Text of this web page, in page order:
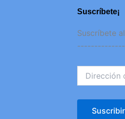
Suscríbete¡
Suscríbete
Dirección